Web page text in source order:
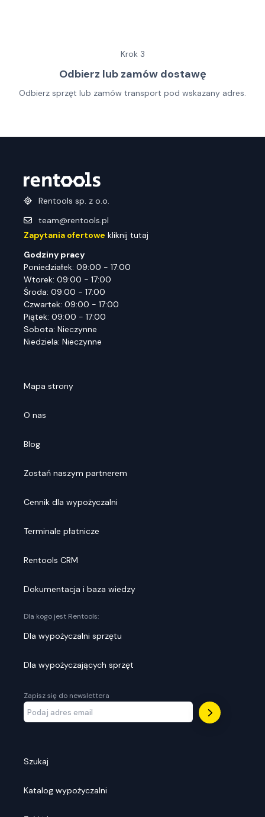
Krok 3
Odbierz lub zamów dostawę
Odbierz sprzęt lub zamów transport pod wskazany adres.
Rentools sp. z o.o.
team@rentools.pl
Zapytania ofertowe kliknij tutaj
Godziny pracy
Poniedziałek: 09:00 - 17:00
Wtorek: 09:00 - 17:00
Środa: 09:00 - 17:00
Czwartek: 09:00 - 17:00
Piątek: 09:00 - 17:00
Sobota: Nieczynne
Niedziela: Nieczynne
Mapa strony
O nas
Blog
Zostań naszym partnerem
Cennik dla wypożyczalni
Terminale płatnicze
Rentools CRM
Dokumentacja i baza wiedzy
Dla kogo jest Rentools:
Dla wypożyczalni sprzętu
Dla wypożyczających sprzęt
Zapisz się do newslettera
Szukaj
Katalog wypożyczalni